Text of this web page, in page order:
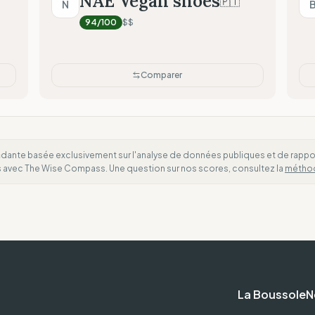
Transparence radicale
N
94/100 $$
Comparer
B
basée exclusivement sur l'analyse de données publiques et de
The Wise Compass. Une question sur nos scores, consultez la
La Boussole